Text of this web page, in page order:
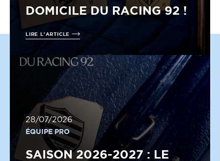
DOMICILE DU RACING 92 !
LIRE L'ARTICLE
28/07/2026
ÉQUIPE PRO
SAISON 2026-2027 : LE